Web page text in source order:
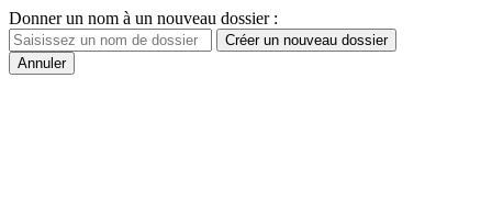
Donner un nom à un nouveau dossier :
Créer un nouveau dossier
Annuler